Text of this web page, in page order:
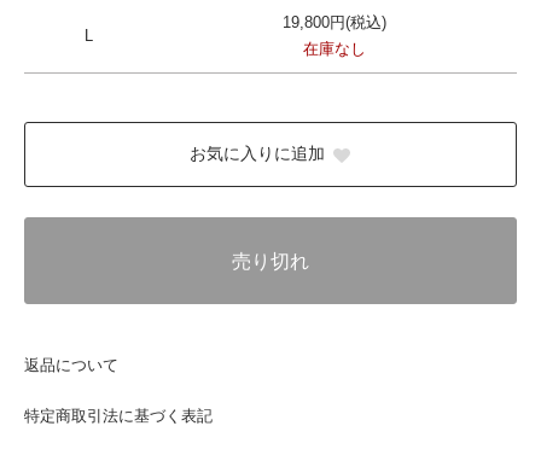
19,800円(税込)
在庫なし
お気に入りに追加
売り切れ
返品について
特定商取引法に基づく表記